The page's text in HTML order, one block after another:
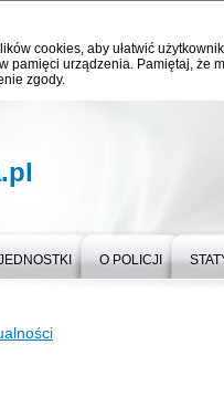
cookies, aby ułatwić
pamięci urządzenia. Pamiętaj, że
zgody.
O POLICJI